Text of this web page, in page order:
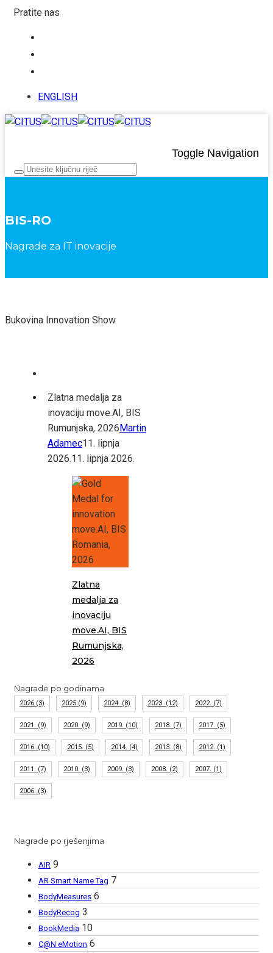
Pratite nas
ENGLISH
Toggle Navigation
BIS-RO
Nagrade za IT inovacije
Bukovina Innovation Show
Zlatna medalja za
inovaciju move.AI, BIS
Rumunjska, 2026 Martin
Adamec11. lipnja
2026.11. lipnja 2026.
Zlatna
medalja za
inovaciju
move.AI, BIS
Rumunjska,
2026
Nagrade po godinama
2026 (3) 2025 (9) 2024. (8) 2023. (12) 2022. (7)
2021. (9) 2020. (9) 2019. (10) 2018. (7) 2017. (5)
2016. (10) 2015. (5) 2014. (4) 2013. (8) 2012. (1)
2011. (7) 2010. (3) 2009. (3) 2008. (2) 2007. (1)
2006. (3)
Nagrade po rješenjima
AIR 9
AR Smart Name Tag 7
BodyMeasures 6
BodyRecog 3
BookMedia 10
C@N eMotion 6